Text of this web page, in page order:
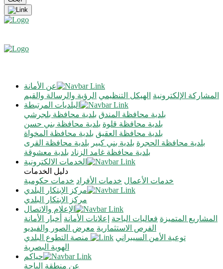
عن الأمانة
الرؤية والرسالة والقيم الهيكل التنظيمي المشاركة الإلكترونية
البلديات المرتبطة
بلدية محافظة بلجرشي بلدية محافظة المندق
بلدية محافظة بني حسن بلدية محافظة قلوة
بلدية محافظة المخواة بلدية محافظة العقيق
بلدية محافظة القرى بلدية بني كبير بلدية محافظة الحجرة
بلدية معشوقة بلدية محافظة غامد الزناد
الخدمات الالكترونية
دليل الخدمات
خدمات حكومية خدمات الأفراد خدمات الأعمال
مركز الإبتكار البلدي
مركز الإبتكار البلدي
الإعلام والاتصال
أخبار الأمانة إعلانات الأمانة فعاليات الباحة المشاريع المتميزة
معرض الصور والفيديو الفرص الاستثمارية
منصة التطوع البلدي
توعية الأمن السيبراني
الهوية البصرية
حياكم
عن منطقة الباحة